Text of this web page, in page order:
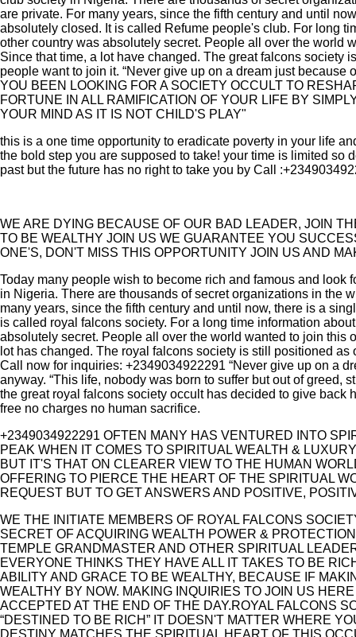
are private. For many years, since the fifth century and until
absolutely closed. It is called Refume people's club. For long
other country was absolutely secret. People all over the world
Since that time, a lot have changed. The great falcons society
people want to join it. “Never give up on a dream just
YOU BEEN LOOKING FOR A SOCIETY OCCULT TO
FORTUNE IN ALL RAMIFICATION OF YOUR LIFE BY
YOUR MIND AS IT IS NOT CHILD'S PLAY"
this is a one time opportunity to eradicate poverty in your life
the bold step you are supposed to take! your time is limited
past but the future has no right to take you by Call
WE ARE DYING BECAUSE OF OUR BAD LEADER, JOIN
TO BE WEALTHY JOIN US WE GUARANTEE YOU
ONE'S, DON'T MISS THIS OPPORTUNITY JOIN US AND
Today many people wish to become rich and famous and
in Nigeria. There are thousands of secret organizations in the
many years, since the fifth century and until now, there is a
is called royal falcons society. For a long time information
absolutely secret. People all over the world wanted to join this
lot has changed. The royal falcons society is still positioned
Call now for inquiries: +2349034922291 “Never give up on a
anyway. “This life, nobody was born to suffer but out of
the great royal falcons society occult has decided to give
free no charges no human sacrifice.
+2349034922291 OFTEN MANY HAS VENTURED INTO
PEAK WHEN IT COMES TO SPIRITUAL WEALTH &
BUT IT'S THAT ON CLEARER VIEW TO THE HUMAN
OFFERING TO PIERCE THE HEART OF THE SPIRITUAL
REQUEST BUT TO GET ANSWERS AND POSITIVE,
WE THE INITIATE MEMBERS OF ROYAL FALCONS
SECRET OF ACQUIRING WEALTH POWER &
TEMPLE GRANDMASTER AND OTHER SPIRITUAL
EVERYONE THINKS THEY HAVE ALL IT TAKES TO BE
ABILITY AND GRACE TO BE WEALTHY, BECAUSE IF
WEALTHY BY NOW. MAKING INQUIRIES TO JOIN US
ACCEPTED AT THE END OF THE DAY.ROYAL FALCONS
“DESTINED TO BE RICH” IT DOESN'T MATTER WHERE
DESTINY MATCHES THE SPIRITUAL HEART OF THIS